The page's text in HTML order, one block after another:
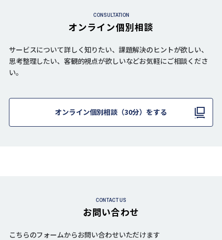
CONSULTATION
オンライン個別相談
サービスについて詳しく知りたい、課題解決のヒントが欲しい、
思考整理したい、客観的視点が欲しいなどお気軽にご相談くださ
い。
オンライン個別相談（30分）をする
CONTACT US
お問い合わせ
こちらのフォームからお問い合わせいただけます